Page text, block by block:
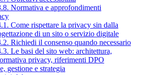
Normativa e approfondimenti
Come rispettare la privacy sin dalla
di un sito o servizio digitale
Richiedi il consenso quando necessario
Le basi del sito web: architettura,
privacy, riferimenti DPO
gestione e strategia